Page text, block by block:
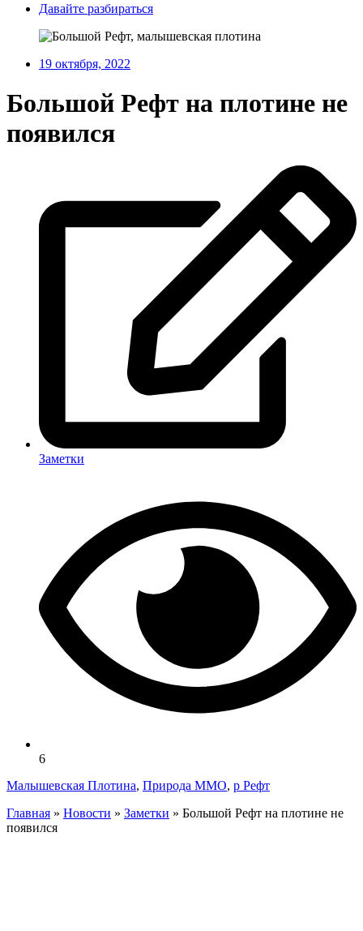
Давайте разбираться
19 октября, 2022
Большой Рефт на плотине не
появился
Заметки
6
Малышевская Плотина, Природа ММО, р Рефт
Главная » Новости » Заметки » Большой Рефт на плотине не
появился